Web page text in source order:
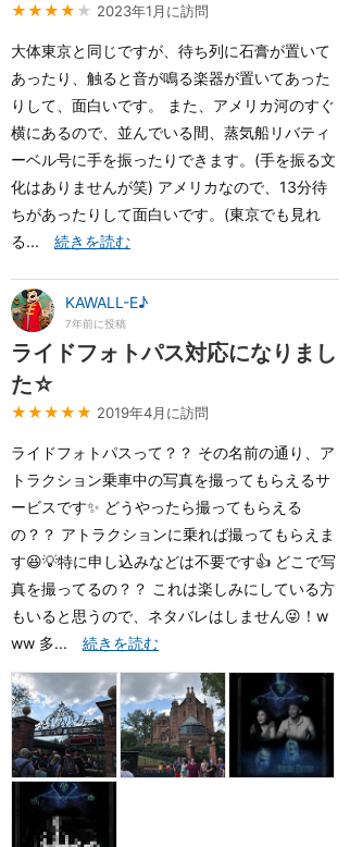
★★★★ ★ 2023年1月に訪問
大体東京と同じですが、待ち列に石膏が置いて
あったり、触ると音が鳴る楽器が置いてあった
りして、面白いです。 また、アメリカ河のすぐ
横にあるので、並んでいる間、蒸気船リバティ
ーベル号に手を振ったりできます。(手を振る文
化はありませんが笑) アメリカなので、13分待
ちがあったりして面白いです。(東京でも見れ
る... 続きを読む
KAWALL-E♪
7年前に投稿
ライドフォトパス対応になりまし
た☆
★★★★★ 2019年4月に訪問
ライドフォトパスって？？ その名前の通り、ア
トラクション乗車中の写真を撮ってもらえるサ
ービスです✨ どうやったら撮ってもらえる
の？？ アトラクションに乗れば撮ってもらえま
す😆💡特に申し込みなどは不要です👍 どこで写
真を撮ってるの？？ これは楽しみにしている方
もいると思うので、ネタバレはしません😜！w
ww 多... 続きを読む